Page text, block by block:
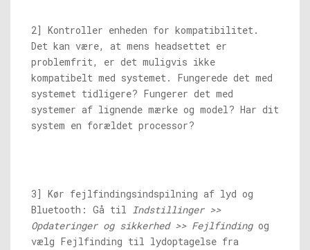
2] Kontroller enheden for kompatibilitet.
Det kan være, at mens headsettet er
problemfrit, er det muligvis ikke
kompatibelt med systemet. Fungerede det med
systemet tidligere? Fungerer det med
systemer af lignende mærke og model? Har dit
system en forældet processor?
3] Kør fejlfindingsindspilning af lyd og
Bluetooth: Gå til Indstillinger >>
Opdateringer og sikkerhed >> Fejlfindingog
vælg Fejlfinding til lydoptagelse fra